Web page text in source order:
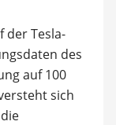
der Tesla-
des
auf 100
sich